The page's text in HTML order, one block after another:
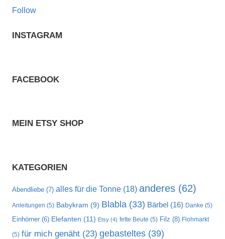
Follow
INSTAGRAM
FACEBOOK
MEIN ETSY SHOP
KATEGORIEN
Abendliebe (7) alles für die Tonne (18) anderes (62)
Anleitungen (5) Babykram (9) Blabla (33) Bärbel (16) Danke (5)
Einhörner (6) Elefanten (11) Etsy (4) fette Beute (5) Filz (8) Flohmarkt
(5) für mich genäht (23) gebasteltes (39)